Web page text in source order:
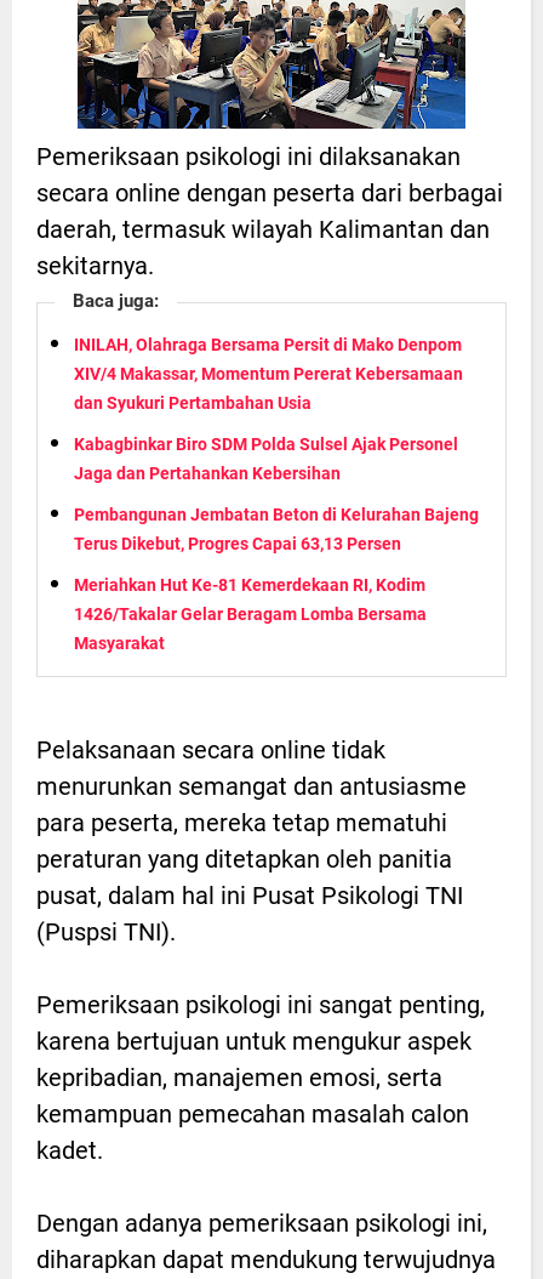
Pemeriksaan psikologi ini dilaksanakan
secara online dengan peserta dari berbagai
daerah, termasuk wilayah Kalimantan dan
sekitarnya.
Baca juga:
INILAH, Olahraga Bersama Persit di Mako Denpom
XIV/4 Makassar, Momentum Pererat Kebersamaan
dan Syukuri Pertambahan Usia
Kabagbinkar Biro SDM Polda Sulsel Ajak Personel
Jaga dan Pertahankan Kebersihan
Pembangunan Jembatan Beton di Kelurahan Bajeng
Terus Dikebut, Progres Capai 63,13 Persen
Meriahkan Hut Ke-81 Kemerdekaan RI, Kodim
1426/Takalar Gelar Beragam Lomba Bersama
Masyarakat
Pelaksanaan secara online tidak
menurunkan semangat dan antusiasme
para peserta, mereka tetap mematuhi
peraturan yang ditetapkan oleh panitia
pusat, dalam hal ini Pusat Psikologi TNI
(Puspsi TNI).
Pemeriksaan psikologi ini sangat penting,
karena bertujuan untuk mengukur aspek
kepribadian, manajemen emosi, serta
kemampuan pemecahan masalah calon
kadet.
Dengan adanya pemeriksaan psikologi ini,
diharapkan dapat mendukung terwujudnya